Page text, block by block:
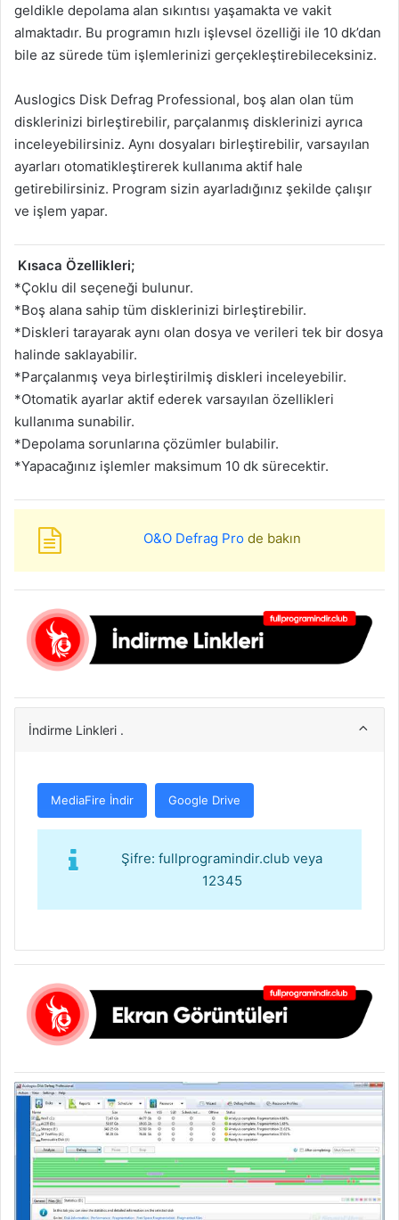
geldikle depolama alan sıkıntısı yaşamakta ve vakit
almaktadır. Bu programın hızlı işlevsel özelliği ile 10 dk’dan
bile az sürede tüm işlemlerinizi gerçekleştirebileceksiniz.
Auslogics Disk Defrag Professional, boş alan olan tüm
disklerinizi birleştirebilir, parçalanmış disklerinizi ayrıca
inceleyebilirsiniz. Aynı dosyaları birleştirebilir, varsayılan
ayarları otomatikleştirerek kullanıma aktif hale
getirebilirsiniz. Program sizin ayarladığınız şekilde çalışır
ve işlem yapar.
Kısaca Özellikleri;
*Çoklu dil seçeneği bulunur.
*Boş alana sahip tüm disklerinizi birleştirebilir.
*Diskleri tarayarak aynı olan dosya ve verileri tek bir dosya
halinde saklayabilir.
*Parçalanmış veya birleştirilmiş diskleri inceleyebilir.
*Otomatik ayarlar aktif ederek varsayılan özellikleri
kullanıma sunabilir.
*Depolama sorunlarına çözümler bulabilir.
*Yapacağınız işlemler maksimum 10 dk sürecektir.
O&O Defrag Prode bakın
İndirme Linkleri .
MediaFire İndir Google Drive
Şifre: fullprogramindir.club veya
12345